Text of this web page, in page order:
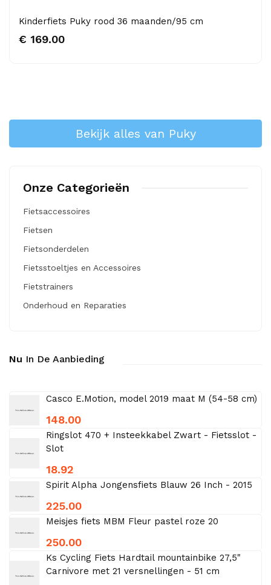
Kinderfiets Puky rood 36 maanden/95 cm
€ 169.00
Bekijk alles van Puky
Onze Categorieën
Fietsaccessoires
Fietsen
Fietsonderdelen
Fietsstoeltjes en Accessoires
Fietstrainers
Onderhoud en Reparaties
Nu In De Aanbieding
Casco E.Motion, model 2019 maat M (54-58 cm)
148.00
Ringslot 470 + Insteekkabel Zwart - Fietsslot -
Slot
18.92
Spirit Alpha Jongensfiets Blauw 26 Inch - 2015
225.00
Meisjes fiets MBM Fleur pastel roze 20
250.00
Ks Cycling Fiets Hardtail mountainbike 27,5"
Carnivore met 21 versnellingen - 51 cm